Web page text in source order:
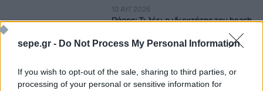
sepe.gr - Do Not Process My Personal Information
If you wish to opt-out of the sale, sharing to third parties, or
processing of your personal or sensitive information for
10 ΑΥΓ 2026
Πάρος: Τι λέει ο ιδιοκτήτης του beach
βάλει GPS στο αυτοκίνητο της πρώην
του για να την παρακολουθεί